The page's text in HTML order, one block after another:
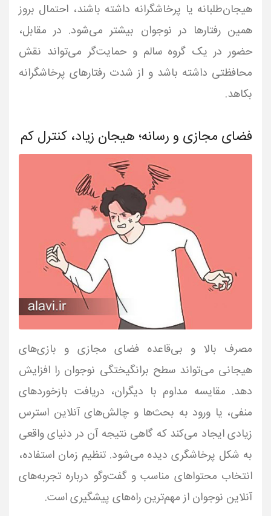
هیجان‌طلبانه یا پرخاشگرانه داشته باشند، احتمال بروز
همین رفتارها در نوجوان بیشتر می‌شود. در مقابل،
حضور در یک گروه سالم و حمایت‌گر می‌تواند نقش
محافظتی داشته باشد و از شدت رفتارهای پرخاشگرانه
بکاهد.
فضای مجازی و رسانه؛ هیجان زیاد، کنترل کم
مصرف بالا و بی‌قاعده فضای مجازی و بازی‌های
هیجانی می‌تواند سطح برانگیختگی نوجوان را افزایش
دهد. مقایسه مداوم با دیگران، دریافت بازخوردهای
منفی، یا ورود به بحث‌ها و چالش‌های آنلاین استرس
زیادی ایجاد می‌کند که گاهی نتیجه آن در دنیای واقعی
به شکل پرخاشگری دیده می‌شود. تنظیم زمان استفاده،
انتخاب محتواهای مناسب و گفت‌وگو درباره تجربه‌های
آنلاین نوجوان از مهم‌ترین راه‌های پیشگیری است.